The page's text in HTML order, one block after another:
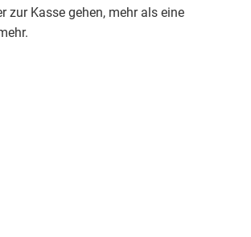
zur Kasse gehen, mehr als eine